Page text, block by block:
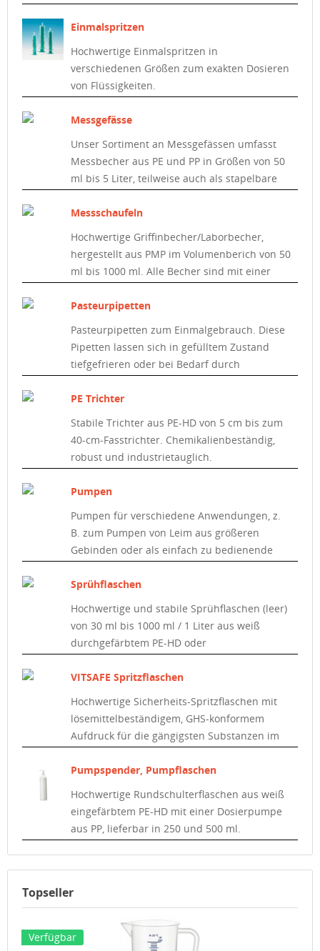
Einmalspritzen
Hochwertige Einmalspritzen in
verschiedenen Größen zum exakten Dosieren
von Flüssigkeiten.
Messgefässe
Unser Sortiment an Messgefässen umfasst
Messbecher aus PE und PP in Größen von 50
ml bis 5 Liter, teilweise auch als stapelbare
Messschaufeln
Hochwertige Griffinbecher/Laborbecher,
hergestellt aus PMP im Volumenberich von 50
ml bis 1000 ml. Alle Becher sind mit einer
Pasteurpipetten
Pasteurpipetten zum Einmalgebrauch. Diese
Pipetten lassen sich in gefülltem Zustand
tiefgefrieren oder bei Bedarf durch
verwandeln.
PE Trichter
Stabile Trichter aus PE-HD von 5 cm bis zum
40-cm-Fasstrichter. Chemikalienbeständig,
robust und industrietauglich.
Pumpen
Pumpen für verschiedene Anwendungen, z.
B. zum Pumpen von Leim aus größeren
Gebinden oder als einfach zu bedienende
Sprühflaschen
Hochwertige und stabile Sprühflaschen (leer)
von 30 ml bis 1000 ml / 1 Liter aus weiß
durchgefärbtem PE-HD oder
VITSAFE Spritzflaschen
Hochwertige Sicherheits-Spritzflaschen mit
lösemittelbeständigem, GHS-konformem
Aufdruck für die gängigsten Substanzen im
Pumpspender, Pumpflaschen
Hochwertige Rundschulterflaschen aus weiß
eingefärbtem PE-HD mit einer Dosierpumpe
aus PP, lieferbar in 250 und 500 ml.
Topseller
Verfügbar